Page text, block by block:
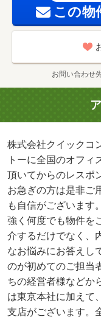
この物
お問い合わせ
株式会社クイックコ
トーに全国のオフ
頂いてからのレスポ
お急ぎの方は是非ご
も自信がございます
強く何度でも物件を
介するだけでなく、
なお悩みにお答えし
のが初めてのご担当
ちの経営者様などか
は東京本社に加えて
支店がございます。